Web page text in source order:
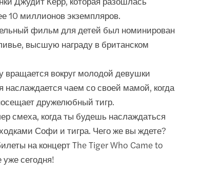
10 миллионов экземпляров.
фильм для детей был номинирован
высшую награду в британском
вращается вокруг молодой девушки
наслаждается чаем со своей мамой, когда
дружелюбный тигр.
смеха, когда ты будешь наслаждаться
Софи и тигра. Чего же вы ждете?
на концерт The Tiger Who Came to
уже сегодня!